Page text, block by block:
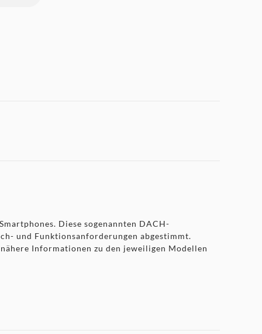
Diese sogenannten DACH-
und Funktionsanforderungen abgestimmt.
Informationen zu den jeweiligen Modellen